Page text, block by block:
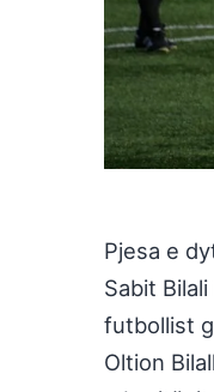
Pjesa e
Sabit
futbollist
Oltion